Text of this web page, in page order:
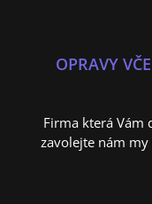
OPRAVY
Firma která Vám
zavolejte nám my